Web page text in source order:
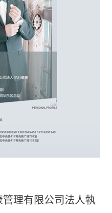
管理有限公司法人執